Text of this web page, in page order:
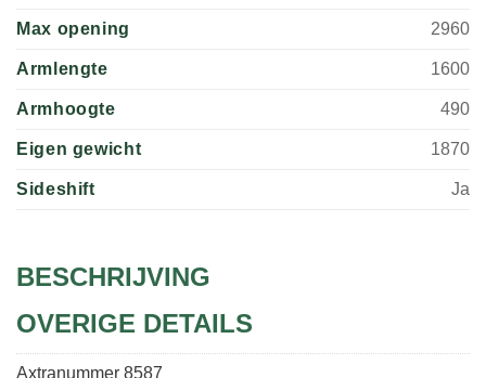
Max opening 2960
Armlengte 1600
Armhoogte 490
Eigen gewicht 1870
Sideshift Ja
BESCHRIJVING
OVERIGE DETAILS
Axtranummer 8587